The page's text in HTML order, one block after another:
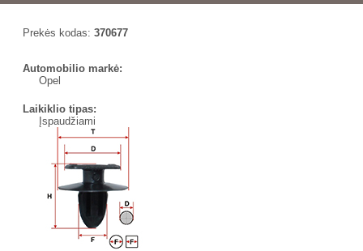
Prekės kodas: 370677
Automobilio markė:
Opel
Laikiklio tipas:
Įspaudžiami